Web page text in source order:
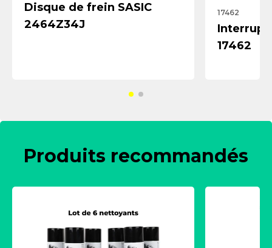
Disque de frein SASIC
2464Z34J
17462
17462
Produits recommandés